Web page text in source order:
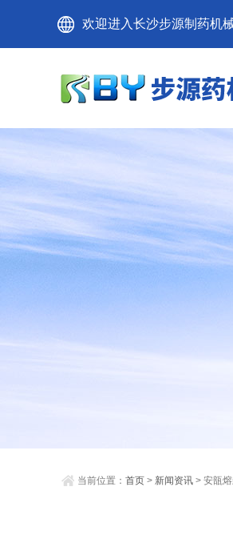
欢迎进入长沙步源制药机
当前位置： 首页 > 新闻资讯 > 安瓿